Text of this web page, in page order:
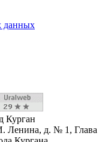
данных
Курган
Ленина, д. № 1, Глава